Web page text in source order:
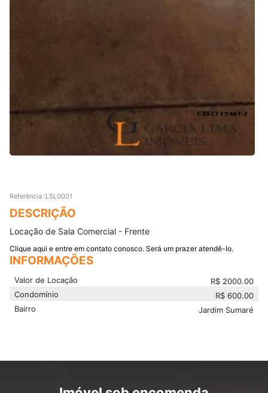
Referência :LSL0001
DESCRIÇÃO
Locação de Sala Comercial - Frente
Clique aqui e entre em contato conosco. Será um prazer atendê-lo.
INFORMAÇÕES
Valor de Locação R$ 2000.00
Condomínio
R$ 600.00
Bairro
Jardim Sumaré